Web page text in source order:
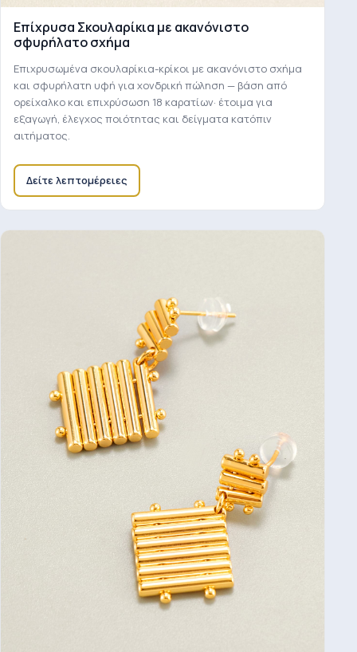
Επίχρυσα Σκουλαρίκια με ακανόνιστο
σφυρήλατο σχήμα
Επιχρυσωμένα σκουλαρίκια-κρίκοι με ακανόνιστο σχήμα
και σφυρήλατη υφή για χονδρική πώληση — βάση από
ορείχαλκο και επιχρύσωση 18 καρατίων· έτοιμα για
εξαγωγή, έλεγχος ποιότητας και δείγματα κατόπιν
αιτήματος.
Δείτε λεπτομέρειες